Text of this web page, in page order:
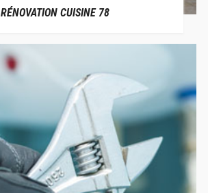
RÉNOVATION CUISINE 78